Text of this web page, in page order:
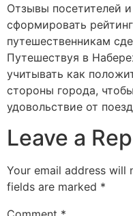
Отзывы посетителей
сформировать
путешественникам
Путешествуя в
учитывать как
стороны города,
удовольствие от
Leave a
Your email address will
fields are marked *